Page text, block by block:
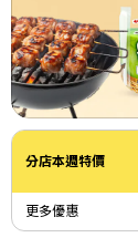
分店本週特價
更多優惠